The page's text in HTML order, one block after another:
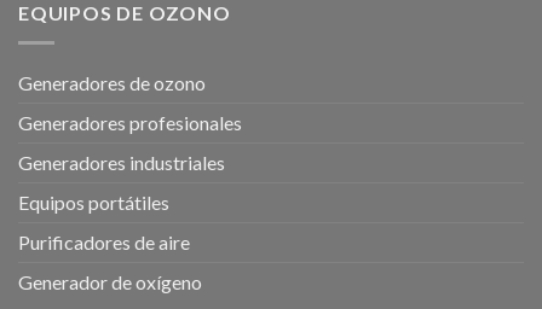
EQUIPOS DE OZONO
Generadores de ozono
Generadores profesionales
Generadores industriales
Equipos portátiles
Purificadores de aire
Generador de oxígeno